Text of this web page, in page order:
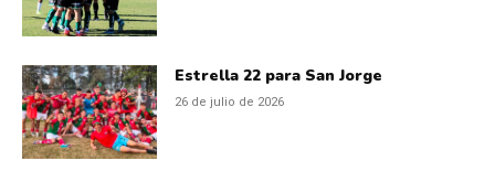
Estrella 22 para San Jorge
26 de julio de 2026